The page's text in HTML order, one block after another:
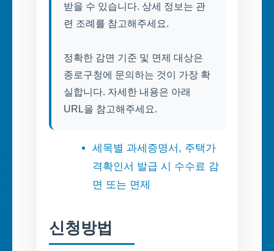
받을 수 있습니다. 상세 정보는 관
련 조례를 참고해주세요.
정확한 감면 기준 및 면제 대상은
종로구청에 문의하는 것이 가장 확
실합니다. 자세한 내용은 아래
URL을 참고해주세요.
세목별 과세증명서, 주택가
격확인서 발급 시 수수료 감
면 또는 면제
신청방법